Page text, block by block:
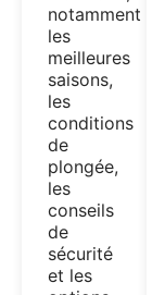
notamment
les
meilleures
saisons,
les
conditions
de
plongée,
les
conseils
de
sécurité
et les